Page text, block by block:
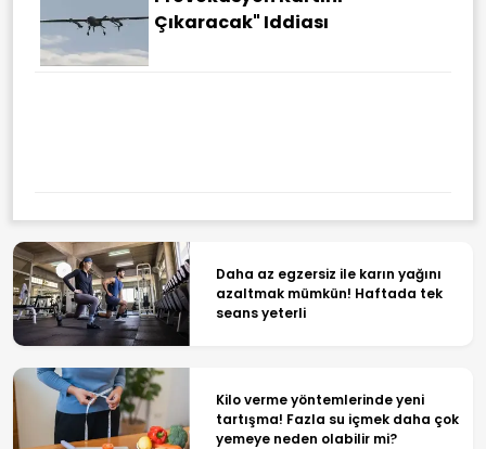
Çıkaracak" Iddiası
Daha az egzersiz ile karın yağını
azaltmak mümkün! Haftada tek
seans yeterli
Kilo verme yöntemlerinde yeni
tartışma! Fazla su içmek daha çok
yemeye neden olabilir mi?